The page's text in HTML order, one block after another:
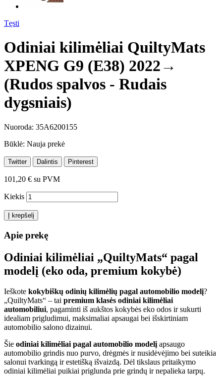
Tęsti
Odiniai kilimėliai QuiltyMats
XPENG G9 (E38) 2022→
(Rudos spalvos - Rudais
dygsniais)
Nuoroda: 35A6200155
Būklė: Nauja prekė
Twitter Dalintis Pinterest
101,20 € su PVM
Kiekis
Į krepšelį
Apie prekę
Odiniai kilimėliai „QuiltyMats“ pagal
modelį (eko oda, premium kokybė)
Ieškote kokybiškų odinių kilimėlių pagal automobilio modelį?
„QuiltyMats“ – tai premium klasės odiniai kilimėliai
automobiliui, pagaminti iš aukštos kokybės eko odos ir sukurti
idealiam prigludimui, maksimaliai apsaugai bei išskirtiniam
automobilio salono dizainui.
Šie odiniai kilimėliai pagal automobilio modelįapsaugo
automobilio grindis nuo purvo, drėgmės ir nusidėvėjimo bei suteikia
salonui tvarkingą ir estetišką išvaizdą. Dėl tikslaus pritaikymo
odiniai kilimėliai puikiai priglunda prie grindų ir nepalieka tarpų.